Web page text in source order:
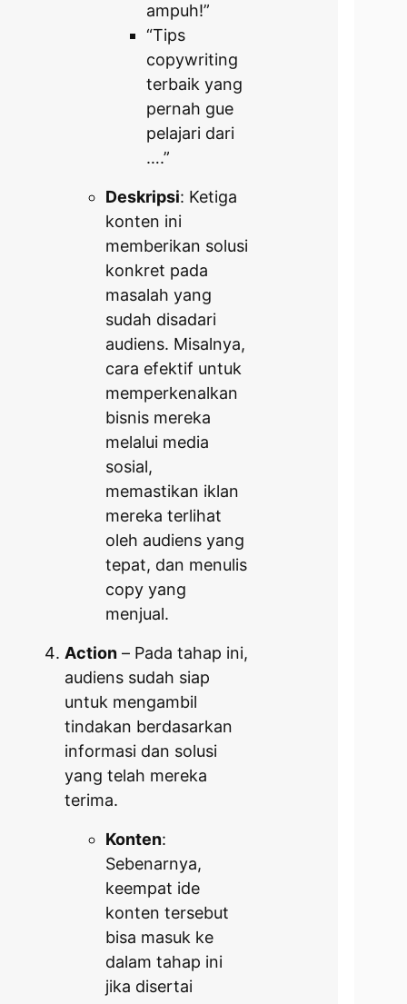
ampuh!”
“Tips
copywriting
terbaik yang
pernah gue
pelajari dari
….”
Deskripsi: Ketiga
konten ini
memberikan solusi
konkret pada
masalah yang
sudah disadari
audiens. Misalnya,
cara efektif untuk
memperkenalkan
bisnis mereka
melalui media
sosial,
memastikan iklan
mereka terlihat
oleh audiens yang
tepat, dan menulis
copy yang
menjual.
Action – Pada tahap ini,
audiens sudah siap
untuk mengambil
tindakan berdasarkan
informasi dan solusi
yang telah mereka
terima.
Konten:
Sebenarnya,
keempat ide
konten tersebut
bisa masuk ke
dalam tahap ini
jika disertai